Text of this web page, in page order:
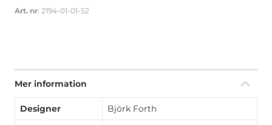
Art. nr: 2194-01-01-52
Mer information
Designer Björk Forth